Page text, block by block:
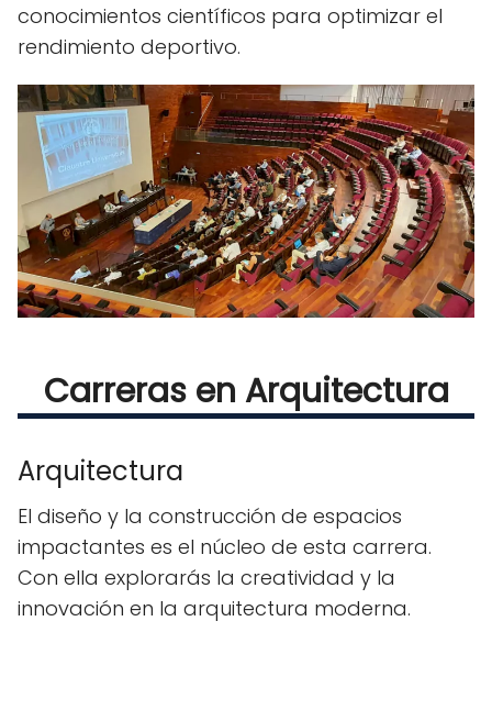
conocimientos científicos para optimizar el
rendimiento deportivo.
Carreras en Arquitectura
Arquitectura
El diseño y la construcción de espacios
impactantes es el núcleo de esta carrera.
Con ella explorarás la creatividad y la
innovación en la arquitectura moderna.